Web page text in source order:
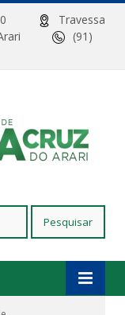
Travessa
Arari
(91)